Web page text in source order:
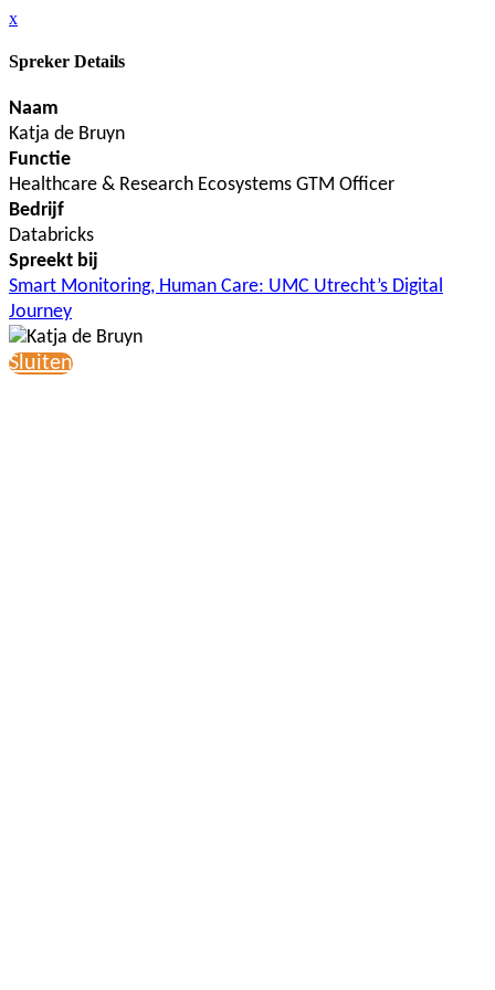
x
Spreker Details
Naam
Katja de Bruyn
Functie
Healthcare & Research Ecosystems GTM Officer
Bedrijf
Databricks
Spreekt bij
Smart Monitoring, Human Care: UMC Utrecht’s Digital
Journey
Sluiten